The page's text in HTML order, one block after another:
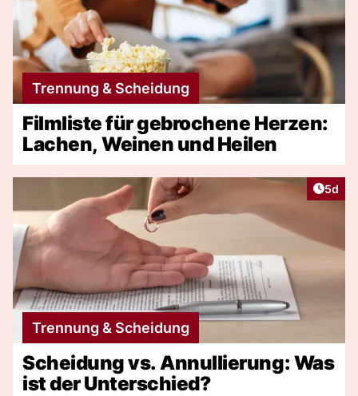
Trennung & Scheidung
Filmliste für gebrochene Herzen:
Lachen, Weinen und Heilen
5d
Trennung & Scheidung
Scheidung vs. Annullierung: Was
ist der Unterschied?